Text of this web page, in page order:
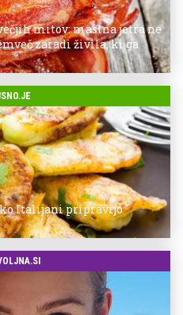
mitov: mastna jetra ne
zaradi živila, ki ga
Italijani pripravijo